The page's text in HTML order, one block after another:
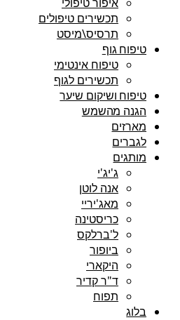
תכשירים טיפולים
תרסיס\מיסט
טיפוח גוף
טיפוח אינטימי
תכשירים לגוף
טיפוח ושיקום שיער
הגנה מהשמש
מארזים
לגברים
מותגים
ג'יג'י
אנה לוטן
מאג'יריי
כריסטינה
ל'ברלקס
ביופור
היקארי
ד"ר קדיר
תפוח
בלוג